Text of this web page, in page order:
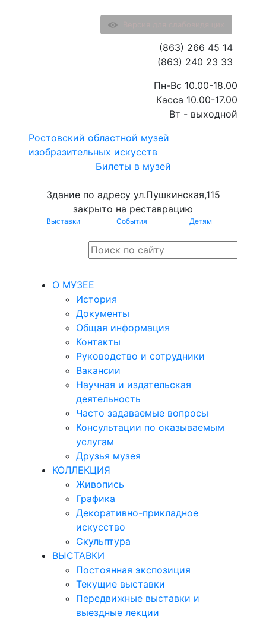
Ростовский областной музей
изобразительных искусств
Билеты в музей
Здание по адресу ул.Пушкинская,115
закрыто на реставрацию
Выставки События Детям
(863) 266 45 14
(863) 240 23 33
Пн-Вс 10.00-18.00
Касса 10.00-17.00
Вт - выходной
О МУЗЕЕ
История
Документы
Общая информация
Контакты
Руководство и сотрудники
Вакансии
Научная и издательская
деятельность
Часто задаваемые вопросы
Консультации по оказываемым
услугам
Друзья музея
КОЛЛЕКЦИЯ
Живопись
Графика
Декоративно-прикладное
искусство
Скульптура
ВЫСТАВКИ
Постоянная экспозиция
Текущие выставки
Передвижные выставки и
выездные лекции